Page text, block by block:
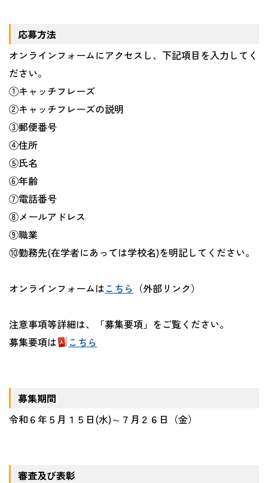
応募方法
オンラインフォームにアクセスし、下記項目を入力してく
ださい。
①キャッチフレーズ
②キャッチフレーズの説明
③郵便番号
④住所
⑤氏名
⑥年齢
⑦電話番号
⑧メールアドレス
⑨職業
⑩勤務先(在学者にあっては学校名)を明記してください。
オンラインフォームはこちら （外部リンク）
注意事項等詳細は、「募集要項」をご覧ください。
募集要項は
こちら
募集期間
令和６年５月１５日(水)～７月２６日（金）
審査及び表彰